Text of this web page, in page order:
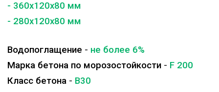
- 360x120x80 мм
- 280x120x80 мм
Водопоглащение - не более 6%
Марка бетона по морозостойкости - F 200
Класс бетона - B30